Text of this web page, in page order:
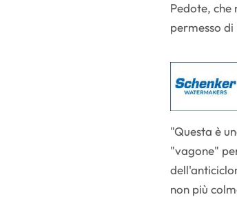
Pedote,
permesso di
"Questa è
"vagone"
non più